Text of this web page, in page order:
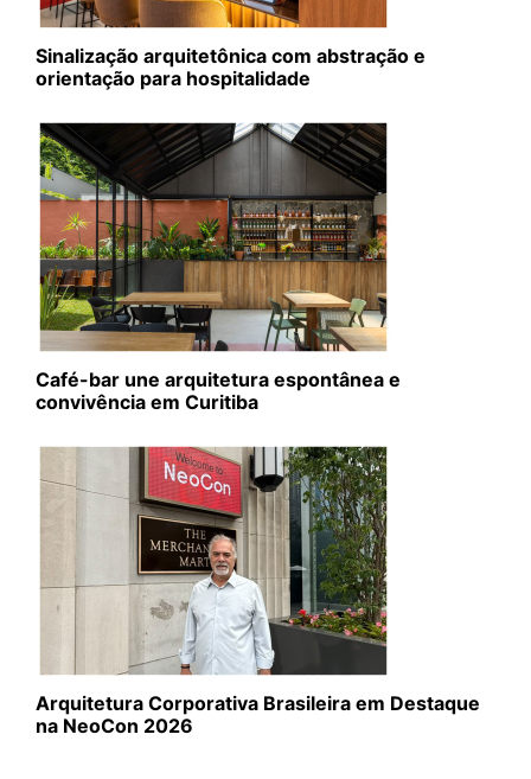
Sinalização arquitetônica com abstração e
orientação para hospitalidade
Café-bar une arquitetura espontânea e
convivência em Curitiba
Arquitetura Corporativa Brasileira em Destaque
na NeoCon 2026